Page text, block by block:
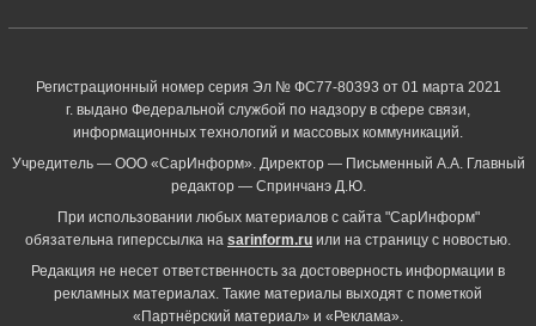
Регистрационный номер серия Эл № ФС77-80393 от 01 марта 2021
г. выдано Федеральной службой по надзору в сфере связи,
информационных технологий и массовых коммуникаций.
Учредитель — ООО «СарИнформ». Директор — Письменный А.А. Главный
редактор — Спринчанэ Д.Ю.
При использовании любых материалов с сайта "СарИнформ"
обязательна гиперссылка на sarinform.ru или на страницу с новостью.
Редакция не несет ответственность за достоверность информации в
рекламных материалах. Такие материалы выходят с пометкой
«Партнёрский материал» и «Реклама».